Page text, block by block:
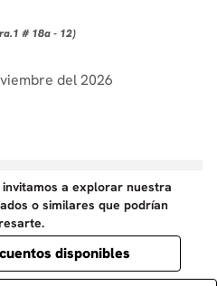
# 18a - 12)
del 2026
invitamos a explorar nuestra
o similares que podrían
disponibles